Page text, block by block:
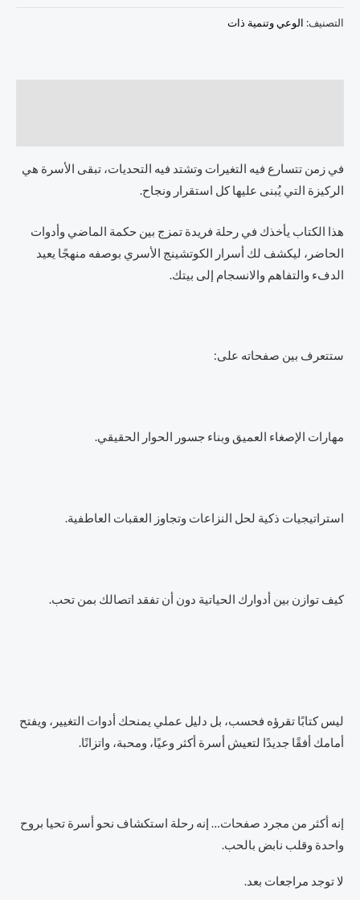
التصنيف: الوعي وتنمية ذات
في زمن تتسارع فيه التغيرات وتشتد فيه التحديات، تبقى الأسرة هي
الركيزة التي يُبنى عليها كل استقرار ونجاح.
هذا الكتاب يأخذك في رحلة فريدة تمزج بين حكمة الماضي وأدوات
الحاضر، ليكشف لك أسرار الكوتشينج الأسري بوصفه منهجًا يعيد
الدفء والتفاهم والانسجام إلى بيتك.
ستتعرف بين صفحاته على:
مهارات الإصغاء العميق وبناء جسور الحوار الحقيقي.
استراتيجيات ذكية لحل النزاعات وتجاوز العقبات العاطفية.
كيف توازن بين أدوارك الحياتية دون أن تفقد اتصالك بمن تحب.
ليس كتابًا تقرؤه فحسب، بل دليل عملي يمنحك أدوات التغيير، ويفتح
أمامك أفقًا جديدًا لتعيش أسرة أكثر وعيًا، ومحبة، واتزانًا.
إنه أكثر من مجرد صفحات… إنه رحلة استكشاف نحو أسرة تحيا بروح
واحدة وقلب نابض بالحب.
لا توجد مراجعات بعد.